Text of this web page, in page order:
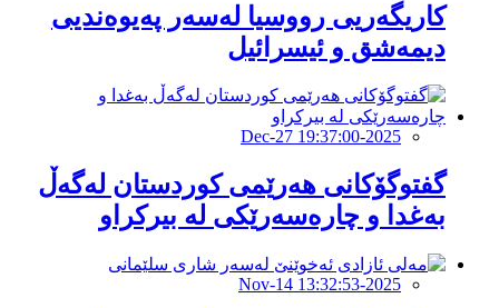
کاریگەریى رووسیا لەسەر پەیوەندیى
دیمەشق و ئیسرائیل
2025-Dec-27 19:37:00
گفتوگۆکانی هەرێمی کوردستان لەگەڵ
بەغدا و چارەسەرێکی لە بیرکراو
2025-Nov-14 13:32:53